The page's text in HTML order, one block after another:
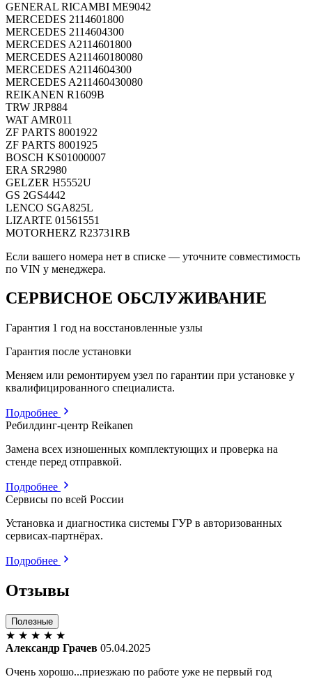
GENERAL RICAMBI ME9042
MERCEDES 2114601800
MERCEDES 2114604300
MERCEDES A2114601800
MERCEDES A211460180080
MERCEDES A2114604300
MERCEDES A211460430080
REIKANEN R1609B
TRW JRP884
WAT AMR011
ZF PARTS 8001922
ZF PARTS 8001925
BOSCH KS01000007
ERA SR2980
GELZER H5552U
GS 2GS4442
LENCO SGA825L
LIZARTE 01561551
MOTORHERZ R23731RB
Если вашего номера нет в списке — уточните совместимость
по VIN у менеджера.
СЕРВИСНОЕ ОБСЛУЖИВАНИЕ
Гарантия 1 год на восстановленные узлы
Гарантия после установки
Меняем или ремонтируем узел по гарантии при установке у
квалифицированного специалиста.
Подробнее
Ребилдинг-центр Reikanen
Замена всех изношенных комплектующих и проверка на
стенде перед отправкой.
Подробнее
Сервисы по всей России
Установка и диагностика системы ГУР в авторизованных
сервисах-партнёрах.
Подробнее
Отзывы
Полезные
★ ★ ★ ★ ★
Александр Грачев 05.04.2025
Очень хорошо...приезжаю по работе уже не первый год